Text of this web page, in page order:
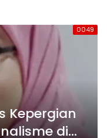
0049
Kepergian
di